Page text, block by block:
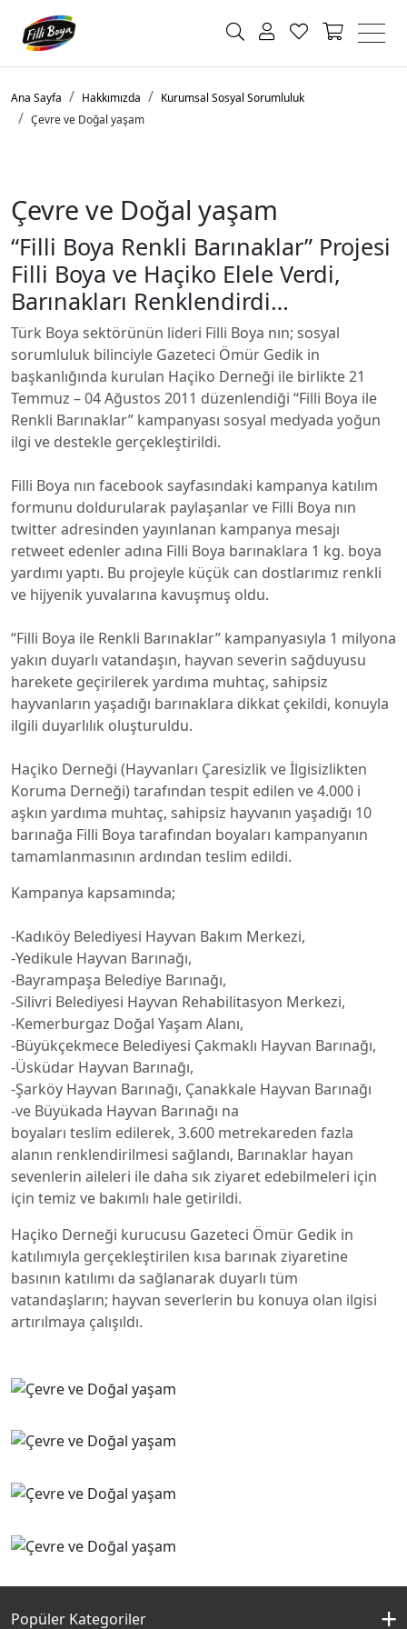
Ana Sayfa Hakkımızda
Kurumsal Sosyal Sorumluluk
Çevre ve Doğal yaşam
Çevre ve Doğal yaşam
“Filli Boya Renkli Barınaklar” Projesi
Filli Boya ve Haçiko Elele Verdi,
Barınakları Renklendirdi…
Türk Boya sektörünün lideri Filli Boya nın; sosyal
sorumluluk bilinciyle Gazeteci Ömür Gedik in
başkanlığında kurulan Haçiko Derneği ile birlikte 21
Temmuz – 04 Ağustos 2011 düzenlendiği “Filli Boya ile
Renkli Barınaklar” kampanyası sosyal medyada yoğun
ilgi ve destekle gerçekleştirildi.
Filli Boya nın facebook sayfasındaki kampanya katılım
formunu doldurularak paylaşanlar ve Filli Boya nın
twitter adresinden yayınlanan kampanya mesajı
retweet edenler adına Filli Boya barınaklara 1 kg. boya
yardımı yaptı. Bu projeyle küçük can dostlarımız renkli
ve hijyenik yuvalarına kavuşmuş oldu.
“Filli Boya ile Renkli Barınaklar” kampanyasıyla 1 milyona
yakın duyarlı vatandaşın, hayvan severin sağduyusu
harekete geçirilerek yardıma muhtaç, sahipsiz
hayvanların yaşadığı barınaklara dikkat çekildi, konuyla
ilgili duyarlılık oluşturuldu.
Haçiko Derneği (Hayvanları Çaresizlik ve İlgisizlikten
Koruma Derneği) tarafından tespit edilen ve 4.000 i
aşkın yardıma muhtaç, sahipsiz hayvanın yaşadığı 10
barınağa Filli Boya tarafından boyaları kampanyanın
tamamlanmasının ardından teslim edildi.
Kampanya kapsamında;
-Kadıköy Belediyesi Hayvan Bakım Merkezi,
-Yedikule Hayvan Barınağı,
-Bayrampaşa Belediye Barınağı,
-Silivri Belediyesi Hayvan Rehabilitasyon Merkezi,
-Kemerburgaz Doğal Yaşam Alanı,
-Büyükçekmece Belediyesi Çakmaklı Hayvan Barınağı,
-Üsküdar Hayvan Barınağı,
-Şarköy Hayvan Barınağı, Çanakkale Hayvan Barınağı
-ve Büyükada Hayvan Barınağı na
boyaları teslim edilerek, 3.600 metrekareden fazla
alanın renklendirilmesi sağlandı, Barınaklar hayan
sevenlerin aileleri ile daha sık ziyaret edebilmeleri için
için temiz ve bakımlı hale getirildi.
Haçiko Derneği kurucusu Gazeteci Ömür Gedik in
katılımıyla gerçekleştirilen kısa barınak ziyaretine
basının katılımı da sağlanarak duyarlı tüm
vatandaşların; hayvan severlerin bu konuya olan ilgisi
artırılmaya çalışıldı.
Popüler Kategoriler